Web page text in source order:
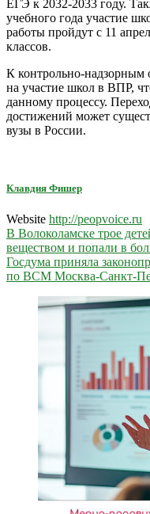
ЕГЭ к 2032-2033 году.
учебного года участие
работы пройдут с 11
классов.
К контрольно-надзорным
на участие школ в ВПР,
данному процессу.
достижений может
вузы в России.
Клавдия Фишер
Website http://peopvoice.ru
Навигация
по
записям
В Волоколамске трое
веществом и попали в
Госдума приняла
по ВСМ Москва-Санкт-